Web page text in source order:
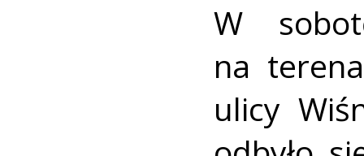
W
na
ulicy